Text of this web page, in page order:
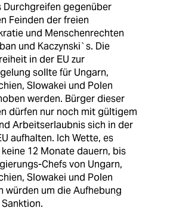
Durchgreifen gegenüber
Feinden der freien
und Menschenrechten
und Kaczynski`s. Die
in der EU zur
sollte für Ungarn,
Slowakei und Polen
werden. Bürger dieser
dürfen nur noch mit gültigem
Arbeitserlaubnis sich in der
aufhalten. Ich Wette, es
12 Monate dauern, bis
Chefs von Ungarn,
Slowakei und Polen
würden um die Aufhebung